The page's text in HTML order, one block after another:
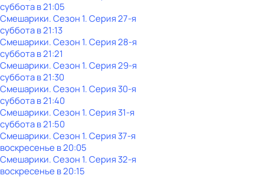
субботав21:05
Смешарики. Сезон 1. Серия 27-я
субботав21:13
Смешарики. Сезон 1. Серия 28-я
субботав21:21
Смешарики. Сезон 1. Серия 29-я
субботав21:30
Смешарики. Сезон 1. Серия 30-я
субботав21:40
Смешарики. Сезон 1. Серия 31-я
субботав21:50
Смешарики. Сезон 1. Серия 37-я
воскресенье в20:05
Смешарики. Сезон 1. Серия 32-я
воскресенье в20:15